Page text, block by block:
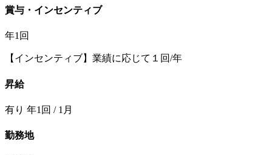
賞与・インセンティブ
年1回
【インセンティブ】業績に応じて１回/年
昇給
有り 年1回 / 1月
勤務地